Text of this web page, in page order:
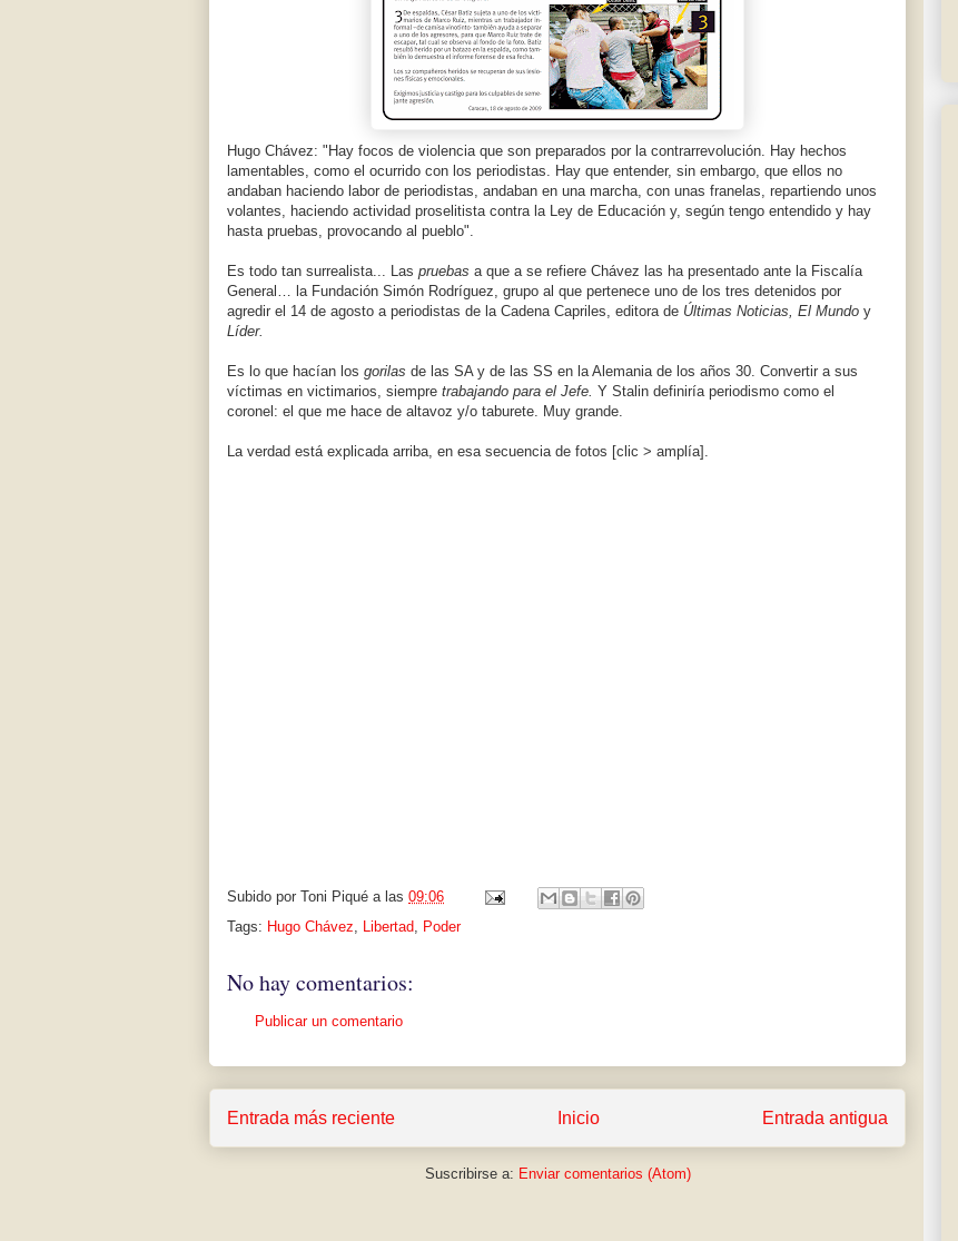
Hugo Chávez: "Hay focos de violencia que son preparados por la contrarrevolución. Hay hechos
lamentables, como el ocurrido con los periodistas. Hay que entender, sin embargo, que ellos no
andaban haciendo labor de periodistas, andaban en una marcha, con unas franelas, repartiendo unos
volantes, haciendo actividad proselitista contra la Ley de Educación y, según tengo entendido y hay
hasta pruebas, provocando al pueblo".
Es todo tan surrealista... Las pruebas a que a se refiere Chávez las ha presentado ante la Fiscalía
General… la Fundación Simón Rodríguez, grupo al que pertenece uno de los tres detenidos por
agredir el 14 de agosto a periodistas de la Cadena Capriles, editora de Últimas Noticias, El Mundo y
Líder.
Es lo que hacían los gorilas de las SA y de las SS en la Alemania de los años 30. Convertir a sus
víctimas en victimarios, siempre trabajando para el Jefe. Y Stalin definiría periodismo como el
coronel: el que me hace de altavoz y/o taburete. Muy grande.
La verdad está explicada arriba, en esa secuencia de fotos [clic > amplía].
Subido por Toni Piqué a las 09:06
Tags: Hugo Chávez, Libertad, Poder
No hay comentarios:
Publicar un comentario
Entrada más reciente Entrada antigua
Inicio
Suscribirse a: Enviar comentarios (Atom)